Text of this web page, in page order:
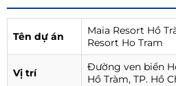
Tên dự án
Maia Resort Hồ
Resort Ho Tram
Vị trí
Đường ven biển
Hồ Tràm, TP. Hồ